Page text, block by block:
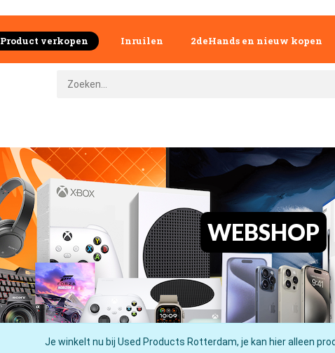
Product verkopen Inruilen 2deHands en nieuw kopen
WEBSHOP
Je winkelt nu bij Used Products Rotterdam, je kan hier alleen